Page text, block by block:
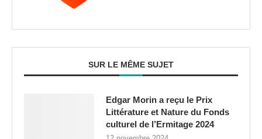
SUR LE MÊME SUJET
Edgar Morin a reçu le Prix
Littérature et Nature du Fonds
culturel de l’Ermitage 2024